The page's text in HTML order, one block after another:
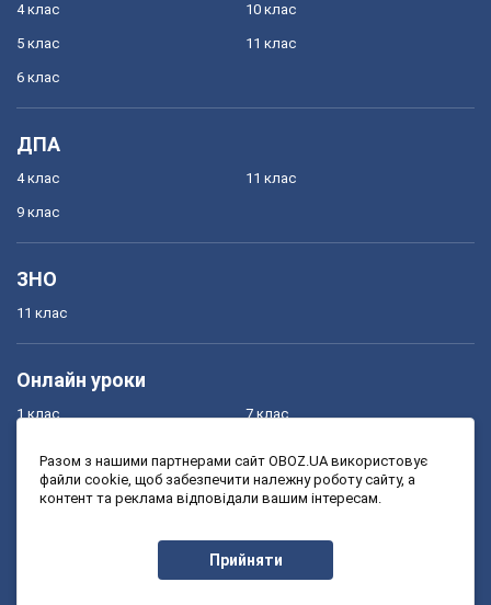
4 клас
5 клас
6 клас
10 клас
11 клас
ДПА
4 клас
9 клас
11 клас
ЗНО
11 клас
Онлайн уроки
1 клас
3 клас
7 клас
9 клас
Разом з нашими партнерами сайт OBOZ.UA використовує
файли cookie, щоб забезпечити належну роботу сайту, а
контент та реклама відповідали вашим інтересам.
Прийняти